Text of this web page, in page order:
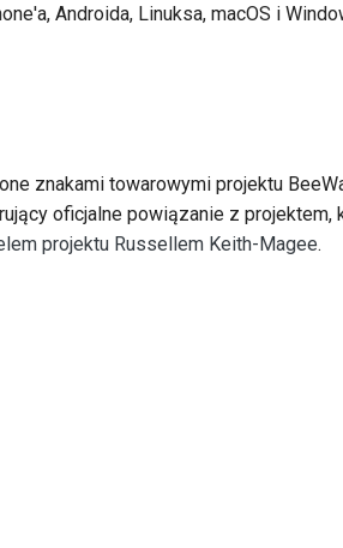
Androida, Linuksa, macOS i
znakami towarowymi projektu
oficjalne powiązanie z
projektu Russellem Keith-Magee.